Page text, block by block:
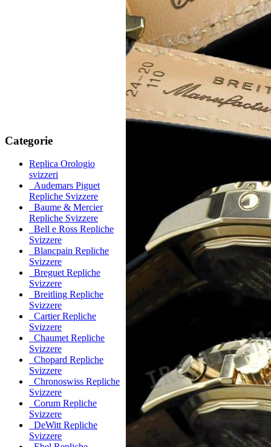
Categorie
Replica Orologio
svizzeri
Audemars Piguet
Repliche Svizzere
Baume & Mercier
Repliche Svizzere
Bell e Ross Repliche
Svizzere
Blancpain Repliche
Svizzere
Breguet Repliche
Svizzere
Breitling Repliche
Svizzere
Cartier Repliche
Svizzere
Chaumet Repliche
Svizzere
Chopard Repliche
Svizzere
Chronoswiss Repliche
Svizzere
Corum Repliche
Svizzere
DeWitt Repliche
Svizzere